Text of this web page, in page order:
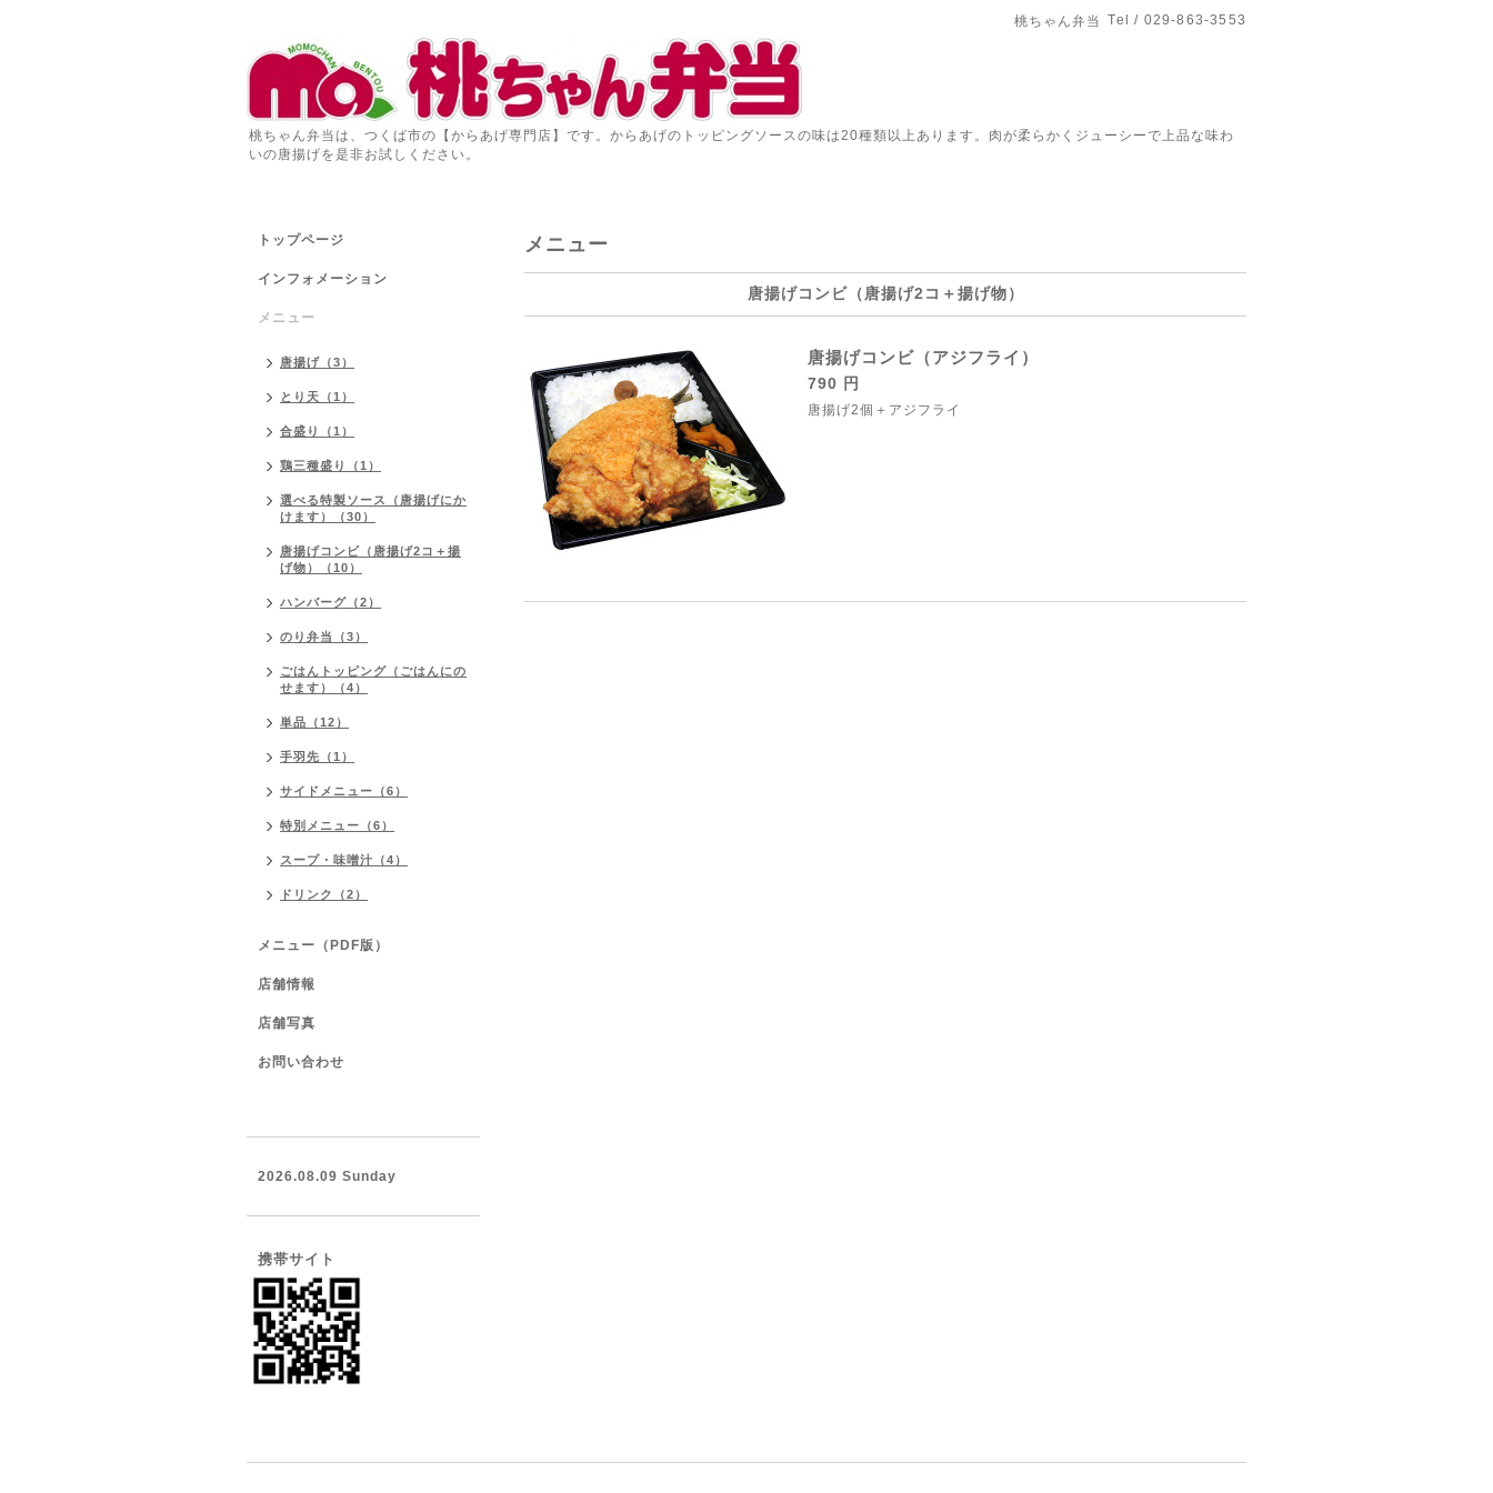
桃ちゃん弁当 Tel / 029-863-3553
桃ちゃん弁当は、つくば市の【からあげ専門店】です。からあげのトッピングソースの味は20種類以上あります。肉が柔らかくジューシーで上品な味わ
いの唐揚げを是非お試しください。
メニュー
唐揚げコンビ（唐揚げ2コ＋揚げ物）
唐揚げコンビ（アジフライ）
790 円
唐揚げ2個＋アジフライ
トップページ
インフォメーション
メニュー
唐揚げ（3）
とり天（1）
合盛り（1）
鶏三種盛り（1）
選べる特製ソース（唐揚げにか
けます）（30）
唐揚げコンビ（唐揚げ2コ＋揚
げ物）（10）
ハンバーグ（2）
のり弁当（3）
ごはんトッピング（ごはんにの
せます）（4）
単品（12）
手羽先（1）
サイドメニュー（6）
特別メニュー（6）
スープ・味噌汁（4）
ドリンク（2）
メニュー（PDF版）
店舗情報
店舗写真
お問い合わせ
2026.08.09 Sunday
携帯サイト